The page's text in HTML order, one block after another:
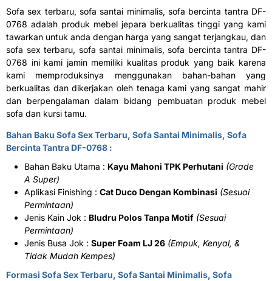
Sofa sex terbaru, sofa santai minimalis, sofa bercinta tantra DF-
0768 adalah produk mebel jepara berkualitas tinggi yang kami
tawarkan untuk anda dengan harga yang sangat terjangkau, dan
sofa sex terbaru, sofa santai minimalis, sofa bercinta tantra DF-
0768 ini kami jamin memiliki kualitas produk yang baik karena
kami memproduksinya menggunakan bahan-bahan yang
berkualitas dan dikerjakan oleh tenaga kami yang sangat mahir
dan berpengalaman dalam bidang pembuatan produk mebel
sofa dan kursi tamu.
Bahan Baku Sofa Sex Terbaru, Sofa Santai Minimalis, Sofa
Bercinta Tantra DF-0768 :
Bahan Baku Utama : Kayu Mahoni TPK Perhutani (Grade
A Super)
Aplikasi Finishing : Cat Duco Dengan Kombinasi (Sesuai
Permintaan)
Jenis Kain Jok : Bludru Polos Tanpa Motif (Sesuai
Permintaan)
Jenis Busa Jok : Super Foam LJ 26 (Empuk, Kenyal, &
Tidak Mudah Kempes)
Formasi Sofa Sex Terbaru, Sofa Santai Minimalis, Sofa